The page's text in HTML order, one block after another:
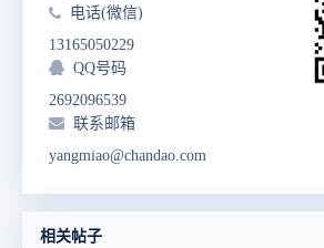
电话(微信)
13165050229
QQ号码
2692096539
联系邮箱
yangmiao@chandao.com
相关帖子